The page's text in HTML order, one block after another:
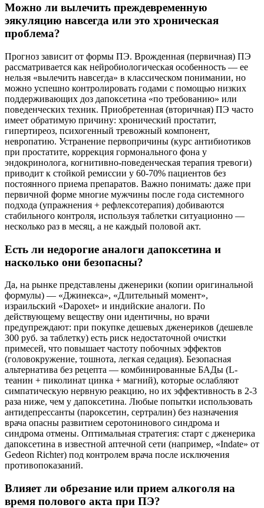
Можно ли вылечить преждевременную
эякуляцию навсегда или это хроническая
проблема?
Прогноз зависит от формы ПЭ. Врожденная (первичная) ПЭ
рассматривается как нейробиологическая особенность — ее
нельзя «вылечить навсегда» в классическом понимании, но
можно успешно контролировать годами с помощью низких
поддерживающих доз дапоксетина «по требованию» или
поведенческих техник. Приобретенная (вторичная) ПЭ часто
имеет обратимую причину: хронический простатит,
гипертиреоз, психогенный тревожный компонент,
невропатию. Устранение первопричины (курс антибиотиков
при простатите, коррекция гормонального фона у
эндокринолога, когнитивно-поведенческая терапия тревоги)
приводит к стойкой ремиссии у 60-70% пациентов без
постоянного приема препаратов. Важно понимать: даже при
первичной форме многие мужчины после года системного
подхода (упражнения + рефлексотерапия) добиваются
стабильного контроля, используя таблетки ситуационно —
несколько раз в месяц, а не каждый половой акт.
Есть ли недорогие аналоги дапоксетина и
насколько они безопасны?
Да, на рынке представлены дженерики (копии оригинальной
формулы) — «Джинекса», «Длительный момент»,
израильский «Dapoxet» и индийские аналоги. По
действующему веществу они идентичны, но врачи
предупреждают: при покупке дешевых дженериков (дешевле
300 руб. за таблетку) есть риск недостаточной очистки
примесей, что повышает частоту побочных эффектов
(головокружение, тошнота, легкая седация). Безопасная
альтернатива без рецепта — комбинированные БАДы (L-
теанин + пиколинат цинка + магний), которые ослабляют
симпатическую нервную реакцию, но их эффективность в 2-3
раза ниже, чем у дапоксетина. Любые попытки использовать
антидепрессанты (пароксетин, сертралин) без назначения
врача опасны развитием серотонинового синдрома и
синдрома отмены. Оптимальная стратегия: старт с дженерика
дапоксетина в известной аптечной сети (например, «Indate» от
Gedeon Richter) под контролем врача после исключения
противопоказаний.
Влияет ли обрезание или прием алкоголя на
время полового акта при ПЭ?